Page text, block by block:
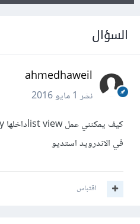
السؤال
ahmedhaweil
نشر1 مايو 2016
كيف يمكنني عمل list viewداخلها string array
في الاندرويد استديو
اقتباس